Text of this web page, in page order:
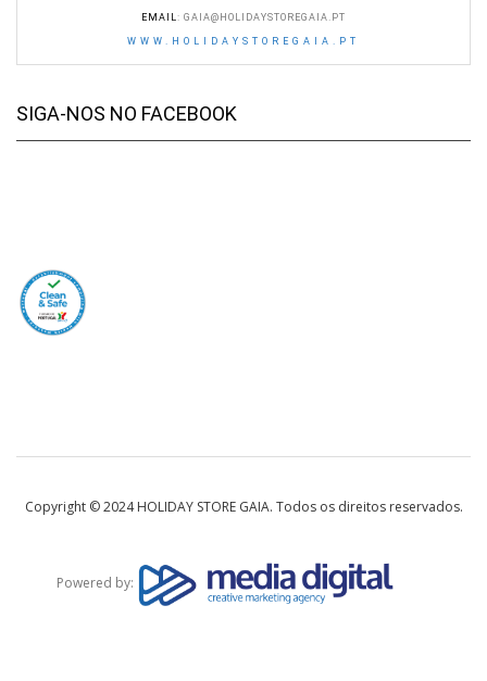
EMAIL: GAIA@HOLIDAYSTOREGAIA.PT
WWW.HOLIDAYSTOREGAIA.PT
SIGA-NOS NO FACEBOOK
Copyright © 2024 HOLIDAY STORE GAIA. Todos os direitos reservados.
Powered by: